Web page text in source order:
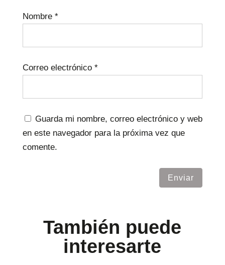
Nombre *
Correo electrónico *
Guarda mi nombre, correo electrónico y web
en este navegador para la próxima vez que
comente.
Enviar
También puede
interesarte